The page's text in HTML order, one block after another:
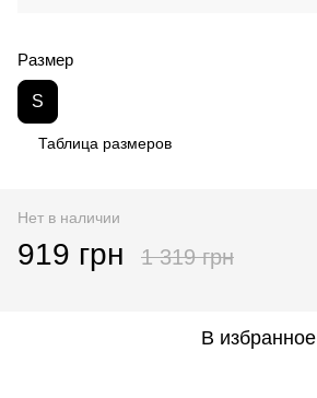
Размер
S
Таблица размеров
Нет в наличии
919 грн 1 319 грн
В избранное